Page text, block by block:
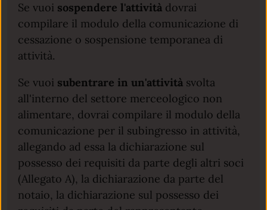
Se vuoi sospendere l'attività dovrai
compilare il modulo della comunicazione di
cessazione o sospensione temporanea di
attività.
Se vuoi subentrare in un'attività svolta
all'interno del settore merceologico non
alimentare, dovrai compilare il modulo della
comunicazione per il subingresso in attività,
allegando ad essa la dichiarazione sul
possesso dei requisiti da parte degli altri soci
(Allegato A), la dichiarazione da parte del
notaio, la dichiarazione sul possesso dei